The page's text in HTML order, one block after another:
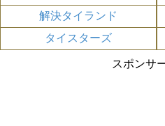
解決タイランド
タイスターズ
スポンサ